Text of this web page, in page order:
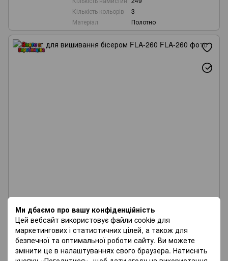
Ми дбаємо про вашу конфіденційність
Цей вебсайт використовує файли cookie для
маркетингових і статистичних цілей, а також для
безпечної та оптимальної роботи сайту. Ви можете
змінити це в налаштуваннях свого браузера. Натисніть
Кількість кольорів
3
Матеріал
Полотно
Wonderland Crafts